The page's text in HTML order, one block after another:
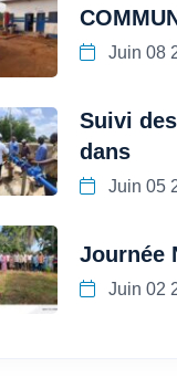
Juin 08
Suivi
dans
Juin 05
Journée
Juin 02